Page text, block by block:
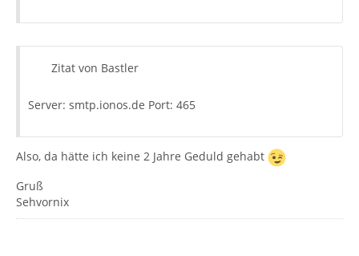
Zitat von Bastler
Server: smtp.ionos.de Port: 465
Also, da hätte ich keine 2 Jahre Geduld gehabt
Gruß
Sehvornix